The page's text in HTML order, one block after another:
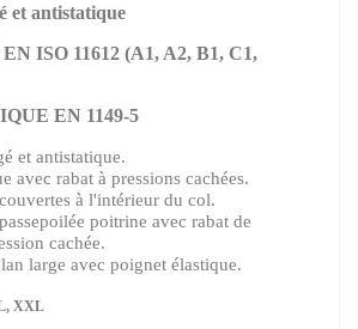
et antistatique
ISO 11612 (A1, A2, B1, C1,
EN 1149-5
et antistatique.
avec rabat à pressions cachées.
à l'intérieur du col.
poitrine avec rabat de
cachée.
large avec poignet élastique.
XXL